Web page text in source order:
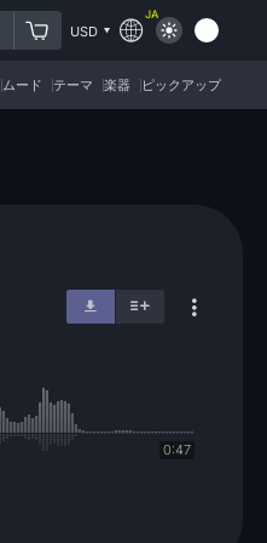
USD
JA
ムード テーマ 楽器 ピックアップ
0:47